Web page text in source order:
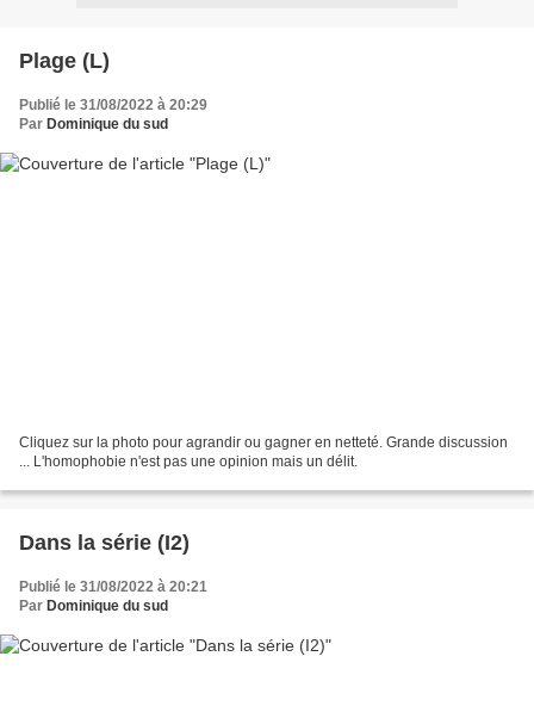
Plage (L)
Publié le 31/08/2022 à 20:29
Par Dominique du sud
Cliquez sur la photo pour agrandir ou gagner en netteté. Grande discussion
... L'homophobie n'est pas une opinion mais un délit.
Dans la série (I2)
Publié le 31/08/2022 à 20:21
Par Dominique du sud